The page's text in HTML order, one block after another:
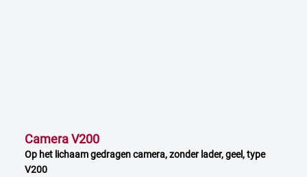
Camera V200
Op het lichaam gedragen camera, zonder lader, geel, type
V200